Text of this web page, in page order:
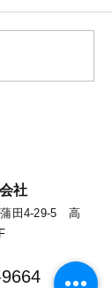
山派
スメの
社
田4-29-5 高